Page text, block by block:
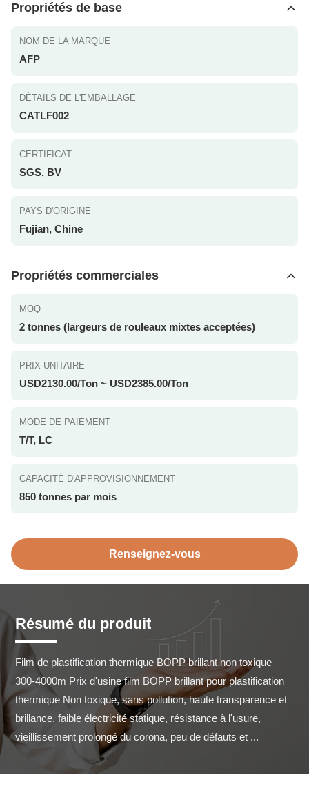
Propriétés de base
NOM DE LA MARQUE
AFP
DÉTAILS DE L'EMBALLAGE
CATLF002
CERTIFICAT
SGS, BV
PAYS D'ORIGINE
Fujian, Chine
Propriétés commerciales
MOQ
2 tonnes (largeurs de rouleaux mixtes acceptées)
PRIX UNITAIRE
USD2130.00/Ton ~ USD2385.00/Ton
MODE DE PAIEMENT
T/T, LC
CAPACITÉ D'APPROVISIONNEMENT
850 tonnes par mois
Renseignez-vous
Résumé du produit
Film de plastification thermique BOPP brillant non toxique
300-4000m Prix d'usine film BOPP brillant pour plastification
thermique Non toxique, sans pollution, haute transparence et
brillance, faible électricité statique, résistance à l'usure,
vieillissement prolongé du corona, peu de défauts et ...